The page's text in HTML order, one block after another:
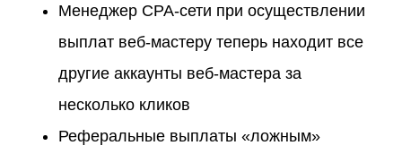
Менеджер CPA-сети при осуществлении
выплат веб-мастеру теперь находит все
другие аккаунты веб-мастера за
несколько кликов
Реферальные выплаты «ложным»